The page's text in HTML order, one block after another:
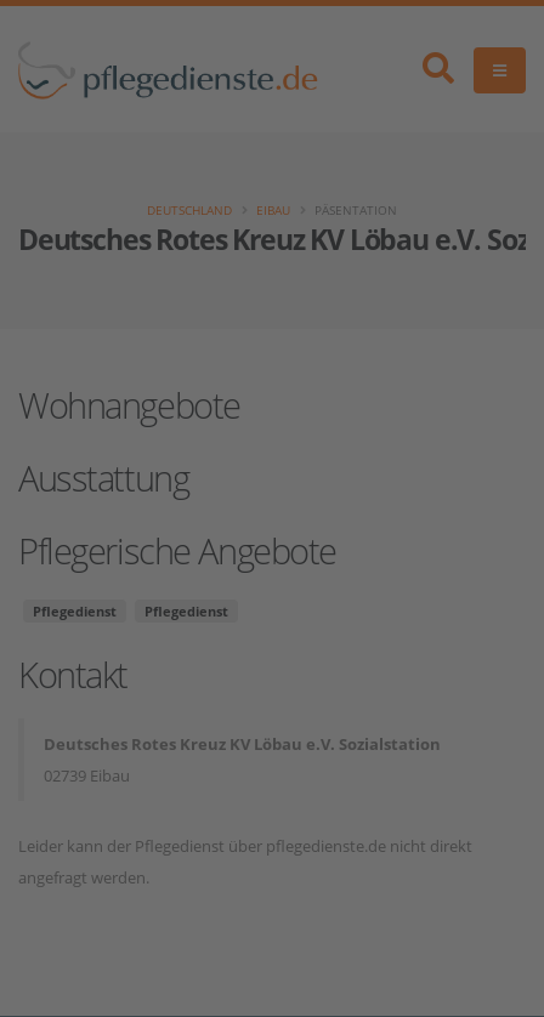
Deutsches Rotes Kreuz KV Löbau e.V.
DEUTSCHLAND EIBAU PÄSENTATION
Wohnangebote
Ausstattung
Pflegerische Angebote
Pflegedienst Pflegedienst
Kontakt
Deutsches Rotes Kreuz KV Löbau e.V. Sozialstation
02739 Eibau
Leider kann der Pflegedienst über pflegedienste.de nicht direkt
angefragt werden.